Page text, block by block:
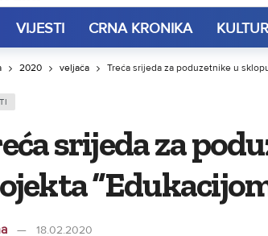
VIJESTI CRNA KRONIKA
2020 veljača Treća srijeda za poduzetnike u
srijeda za
18.02.2020